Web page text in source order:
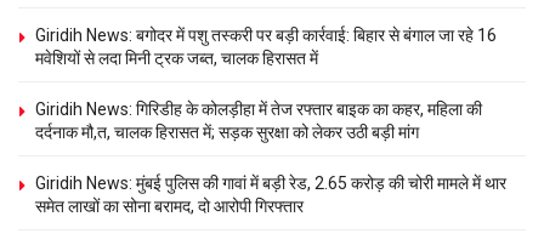
Giridih News: बगोदर में पशु तस्करी पर बड़ी कार्रवाई: बिहार से बंगाल जा रहे 16
मवेशियों से लदा मिनी ट्रक जब्त, चालक हिरासत में
Giridih News: गिरिडीह के कोलड़ीहा में तेज रफ्तार बाइक का कहर, महिला की
दर्दनाक मौ,त, चालक हिरासत में; सड़क सुरक्षा को लेकर उठी बड़ी मांग
Giridih News: मुंबई पुलिस की गावां में बड़ी रेड, 2.65 करोड़ की चोरी मामले में थार
समेत लाखों का सोना बरामद, दो आरोपी गिरफ्तार